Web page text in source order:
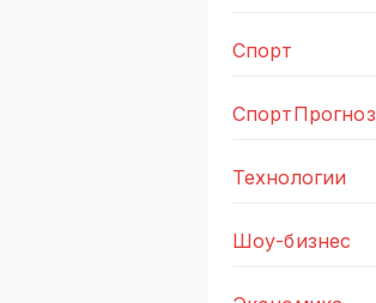
Спорт
СпортПрогноз
Технологии
Шоу-бизнес